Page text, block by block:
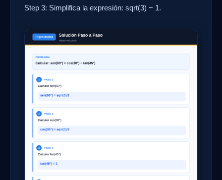
Step 3: Simplifica la expresión: sqrt(3) − 1.